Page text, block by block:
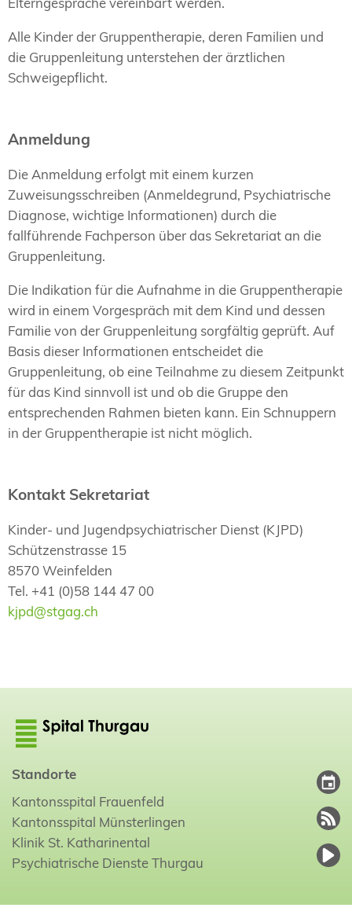
Alle Kinder der Gruppentherapie, deren Familien und
die Gruppenleitung unterstehen der ärztlichen
Schweigepflicht.
Anmeldung
Die Anmeldung erfolgt mit einem kurzen
Zuweisungsschreiben (Anmeldegrund, Psychiatrische
Diagnose, wichtige Informationen) durch die
fallführende Fachperson über das Sekretariat an die
Gruppenleitung.
Die Indikation für die Aufnahme in die Gruppentherapie
wird in einem Vorgespräch mit dem Kind und dessen
Familie von der Gruppenleitung sorgfältig geprüft. Auf
Basis dieser Informationen entscheidet die
Gruppenleitung, ob eine Teilnahme zu diesem Zeitpunkt
für das Kind sinnvoll ist und ob die Gruppe den
entsprechenden Rahmen bieten kann. Ein Schnuppern
in der Gruppentherapie ist nicht möglich.
Kontakt Sekretariat
Kinder- und Jugendpsychiatrischer Dienst (KJPD)
Schützenstrasse 15
8570 Weinfelden
Tel. +41 (0)58 144 47 00
kjpd@stgag.ch
Standorte
Kantonsspital Frauenfeld
Kantonsspital Münsterlingen
Klinik St. Katharinental
Psychiatrische Dienste Thurgau